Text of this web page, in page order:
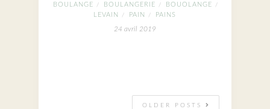
BOULANGE / BOULANGERIE / BOUOLANGE /
LEVAIN / PAIN / PAINS
24 avril 2019
OLDER POSTS